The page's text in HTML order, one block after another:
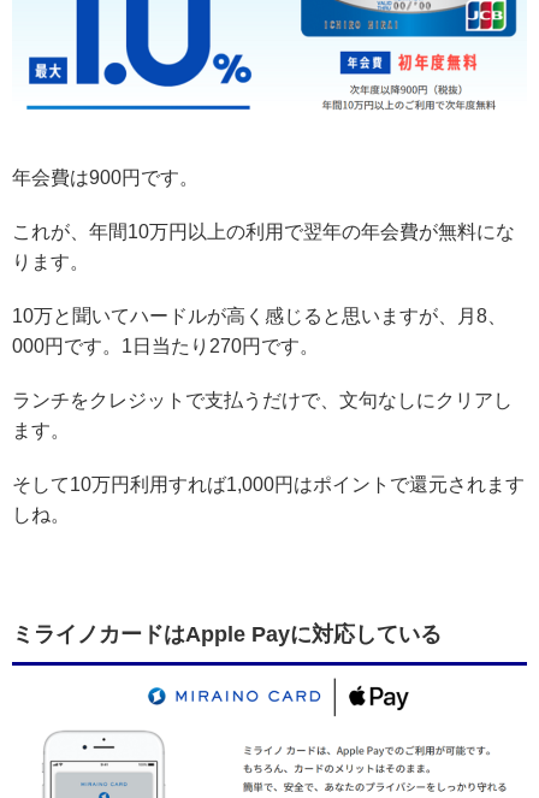
年会費は900円です。
これが、年間10万円以上の利用で翌年の年会費が無料にな
ります。
10万と聞いてハードルが高く感じると思いますが、月8、
000円です。1日当たり270円です。
ランチをクレジットで支払うだけで、文句なしにクリアし
ます。
そして10万円利用すれば1,000円はポイントで還元されます
しね。
ミライノカードはApple Payに対応している